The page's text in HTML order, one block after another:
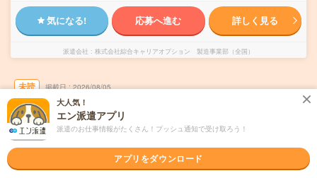
気になる! 応募へ進む 詳しく見る
派遣会社 株式会社綜合キャリアオプション 製造事業部（全国）
未読 掲載日 2026/08/05
【未経験者歓迎！】業務用洗濯機の組立・板
金加工/日払いOK
交通費別途支給あり 土日祝日が休み
大人気！
エン派遣アプリ
派遣のお仕事情報がたくさん！プッシュ通知で受け取ろう！
アプリをダウンロード